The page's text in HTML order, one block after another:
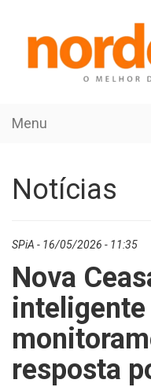
Menu
Notícias
SPiA - 16/05/2026 - 11:35
Nova
resposta